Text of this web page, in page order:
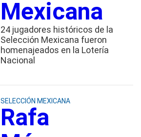
Mexicana
24 jugadores históricos de la
Selección Mexicana fueron
homenajeados en la Lotería
Nacional
SELECCIÓN MEXICANA
Rafa